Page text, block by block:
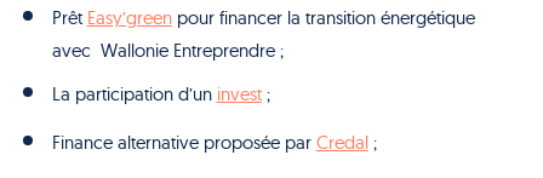
Prêt Easy’greenpour financer la transition énergétique
avec Wallonie Entreprendre ;
La participation d’un invest;
Finance alternative proposée par Credal;